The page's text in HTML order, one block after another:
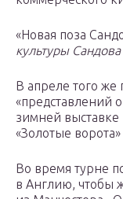
«Новая поза
культуры Сандова
В апреле того же
«представлений
зимней
«Золотые
Во время турне
в Англию, чтобы